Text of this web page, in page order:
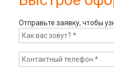
Отправьте заявку, чтобы